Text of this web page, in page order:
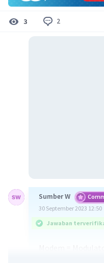
3 2
Sumber W
30 September 2023 12:50
Jawaban